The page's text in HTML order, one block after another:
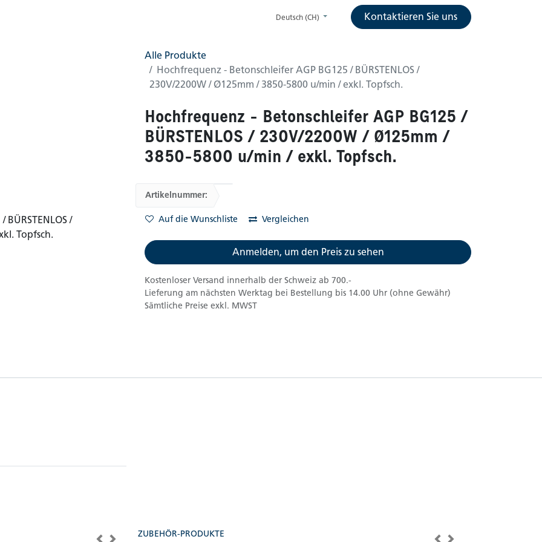
Deutsch (CH) Kontaktieren Sie uns
Alle Produkte
Hochfrequenz - Betonschleifer AGP BG125 / BÜRSTENLOS /
230V/2200W / Ø125mm / 3850-5800 u/min / exkl. Topfsch.
Hochfrequenz - Betonschleifer AGP BG125 /
BÜRSTENLOS / 230V/2200W / Ø125mm /
3850-5800 u/min / exkl. Topfsch.
Artikelnummer:
Auf die Wunschliste Vergleichen
Anmelden, um den Preis zu sehen
Kostenloser Versand innerhalb der Schweiz ab 700.-
Lieferung am nächsten Werktag bei Bestellung bis 14.00 Uhr (ohne Gewähr)
Sämtliche Preise exkl. MWST
ZUBEHÖR-PRODUKTE